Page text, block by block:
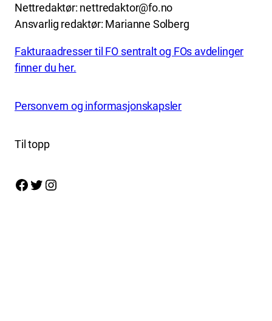
Nettredaktør: nettredaktor@fo.no
Ansvarlig redaktør: Marianne Solberg
Fakturaadresser til FO sentralt og FOs avdelinger
finner du her.
Personvern og informasjonskapsler
Til topp
Facebook Twitter Instagram